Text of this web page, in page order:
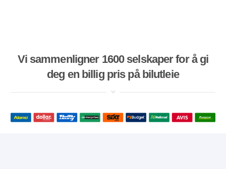
Vi sammenligner 1600 selskaper for å gi
deg en billig pris på bilutleie